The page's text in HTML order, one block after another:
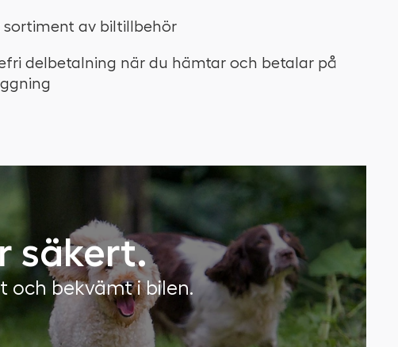
sortiment av biltillbehör
delbetalning när du hämtar och betalar på
säkert.
och bekvämt i bilen.